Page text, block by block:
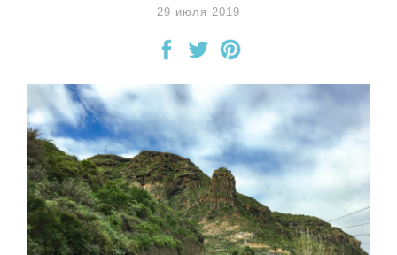
29 июля 2019